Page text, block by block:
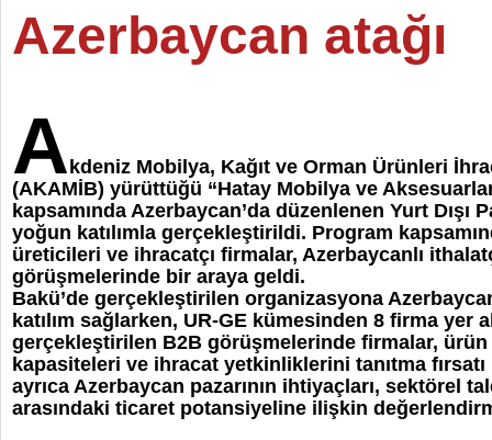
Azerbaycan atağı
A kdeniz Mobilya, Kağıt ve Orman Ürünleri
(AKAMİB) yürüttüğü “Hatay Mobilya ve
kapsamında Azerbaycan’da düzenlenen Yurt Dışı
yoğun katılımla gerçekleştirildi. Program
üreticileri ve ihracatçı firmalar, Azerbaycanlı
görüşmelerinde bir araya geldi.
Bakü’de gerçekleştirilen organizasyona
katılım sağlarken, UR-GE kümesinden 8 firma yer
gerçekleştirilen B2B görüşmelerinde firmalar, ürün
kapasiteleri ve ihracat yetkinliklerini tanıtma
ayrıca Azerbaycan pazarının ihtiyaçları, sektörel
arasındaki ticaret potansiyeline ilişkin